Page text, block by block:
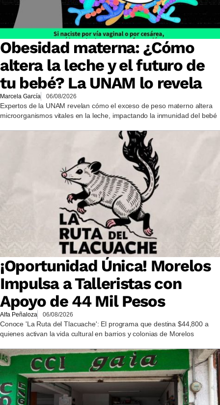
Obesidad materna: ¿Cómo
altera la leche y el futuro de
tu bebé? La UNAM lo revela
Marcela García 06/08/2026
Expertos de la UNAM revelan cómo el exceso de peso materno altera
microorganismos vitales en la leche, impactando la inmunidad del bebé
¡Oportunidad Única! Morelos
Impulsa a Talleristas con
Apoyo de 44 Mil Pesos
Alfa Peñaloza 06/08/2026
Conoce 'La Ruta del Tlacuache': El programa que destina $44,800 a
quienes activan la vida cultural en barrios y colonias de Morelos